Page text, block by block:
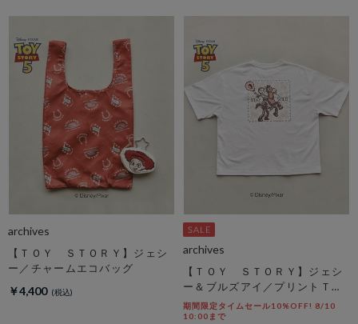
archives
【ＴＯＹ ＳＴＯＲＹ】ジェシ
ー／チャームエコバッグ
￥4,400
archives
【ＴＯＹ ＳＴＯＲＹ】ジェシ
ー＆ブルズアイ／プリントＴオ
フ
期間限定タイムセール10%OFF! 8/10
10:00まで